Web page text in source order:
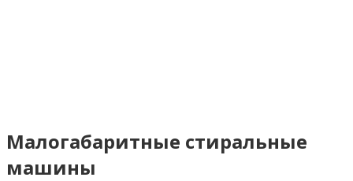
Малогабаритные стиральные
машины